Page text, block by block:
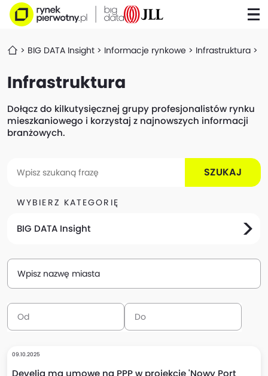
BIG DATA Insight Informacje rynkowe Infrastruktura
Infrastruktura
Dołącz do kilkutysięcznej grupy profesjonalistów rynku
mieszkaniowego i korzystaj z najnowszych informacji
branżowych.
SZUKAJ
WYBIERZ KATEGORIĘ
BIG DATA Insight
Wpisz nazwę miasta
09.10.2025
Develia ma umowę na PPP w projekcie 'Nowy Port